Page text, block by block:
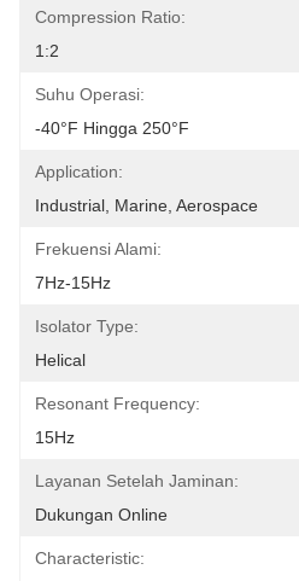
Compression Ratio:
1:2
Suhu Operasi:
-40°F Hingga 250°F
Application:
Industrial, Marine, Aerospace
Frekuensi Alami:
7Hz-15Hz
Isolator Type:
Helical
Resonant Frequency:
15Hz
Layanan Setelah Jaminan:
Dukungan Online
Characteristic: